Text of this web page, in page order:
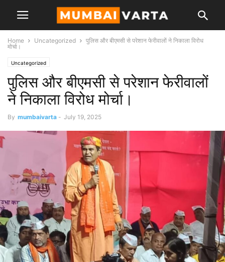
Home Uncategorized
पुलिस और बीएमसी से परेशान फेरीवालों ने निकाला विरोध
मोर्चा।
Uncategorized
पुलिस और बीएमसी से परेशान फेरीवालों
ने निकाला विरोध मोर्चा।
By mumbaivarta - July 19, 2025